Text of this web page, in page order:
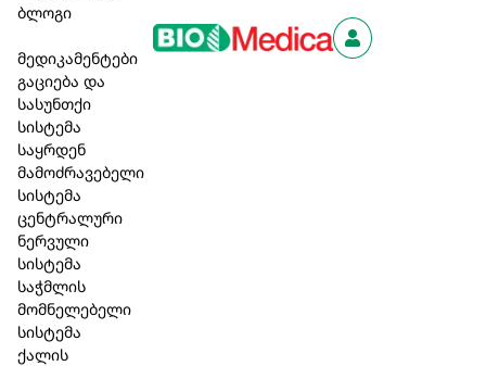
ბლოგი
მედიკამენტები
გაციება და
სასუნთქი
სისტემა
საყრდენ
მამოძრავებელი
სისტემა
ცენტრალური
ნერვული
სისტემა
საჭმლის
მომნელებელი
სისტემა
ქალის
კვირაში კუნთში, კანქვეშ, კანში.
უკუჩვენება: მომატებული ინდივიდუალური
მგრძნობელობა პრეპარატის რომელიმე
შემადგენელი კომპონენტის მიმართ.
60,50 ₾
აღწერა